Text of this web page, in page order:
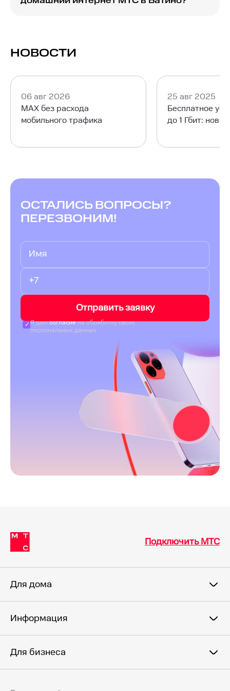
НОВОСТИ
06 авг 2026
MAX без расхода
мобильного трафика
25 авг 2025
Бесплатное
до 1 Гбит:
ОСТАЛИСЬ ВОПРОСЫ?
ПЕРЕЗВОНИМ!
Отправить заявку
Я даюсогласиена обработку своих
персональных данных
Подключить МТС
Для дома
Информация
Для бизнеса